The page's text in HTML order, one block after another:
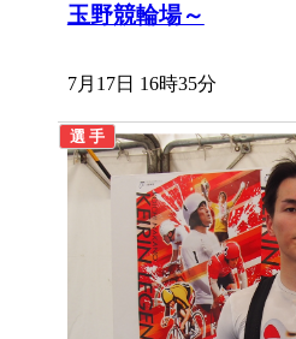
玉野競輪場～
7月17日 16時35分